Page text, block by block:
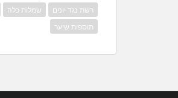
רשת נגד יונים
שמלות כלה
תוספות שיער